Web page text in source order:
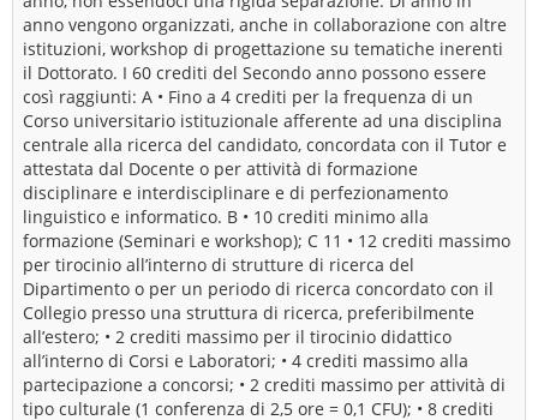
anno vengono organizzati, anche in collaborazione con altre
istituzioni, workshop di progettazione su tematiche inerenti
il Dottorato. I 60 crediti del Secondo anno possono essere
così raggiunti: A • Fino a 4 crediti per la frequenza di un
Corso universitario istituzionale afferente ad una disciplina
centrale alla ricerca del candidato, concordata con il Tutor e
attestata dal Docente o per attività di formazione
disciplinare e interdisciplinare e di perfezionamento
linguistico e informatico. B • 10 crediti minimo alla
formazione (Seminari e workshop); C 11 • 12 crediti massimo
per tirocinio all’interno di strutture di ricerca del
Dipartimento o per un periodo di ricerca concordato con il
Collegio presso una struttura di ricerca, preferibilmente
all’estero; • 2 crediti massimo per il tirocinio didattico
all’interno di Corsi e Laboratori; • 4 crediti massimo alla
partecipazione a concorsi; • 2 crediti massimo per attività di
tipo culturale (1 conferenza di 2,5 ore = 0,1 CFU); • 8 crediti